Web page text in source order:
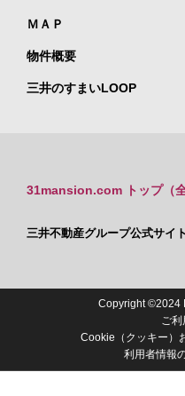
ＭＡＰ
物件概要
三井のすまいLOOP
31mansion.com トップ（全
三井不動産グループ公式サ
Copyright ©2024
ご
Cookie（クッキー）
利用者情報